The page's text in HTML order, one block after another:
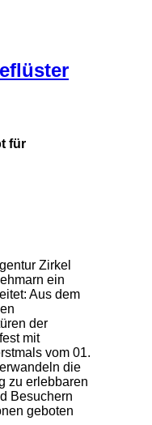
für
Zirkel
ein
Aus dem
der
mit
vom 01.
die
zu erlebbaren
Besuchern
geboten